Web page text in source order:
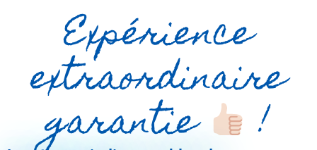
Expérience
extraordinaire
garantie !